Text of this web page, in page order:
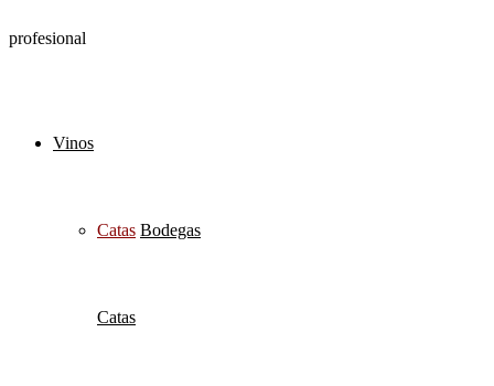
profesional
Vinos
Catas Bodegas
Catas